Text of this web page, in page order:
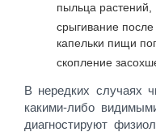
пыльца
срыгивание
капельки пищи
скопление
В нередких случаях
какими-либо
диагностируют